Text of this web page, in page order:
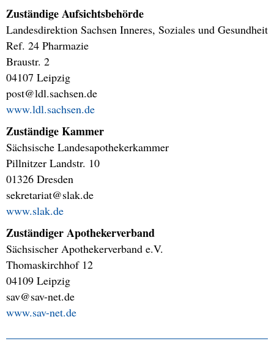
Zuständige Aufsichtsbehörde
Landesdirektion Sachsen Inneres, Soziales und Gesundheit
Ref. 24 Pharmazie
Braustr. 2
04107 Leipzig
post@ldl.sachsen.de
www.ldl.sachsen.de
Zuständige Kammer
Sächsische Landesapothekerkammer
Pillnitzer Landstr. 10
01326 Dresden
sekretariat@slak.de
www.slak.de
Zuständiger Apothekerverband
Sächsischer Apothekerverband e.V.
Thomaskirchhof 12
04109 Leipzig
sav@sav-net.de
www.sav-net.de